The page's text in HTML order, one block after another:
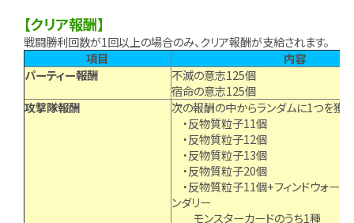
【クリア報酬】
戦闘勝利回数が1回以上の場合のみ、クリア報酬が支給されます。
項目
内容
パーティー報酬
不滅の意志125個
宿命の意志125個
攻撃隊報酬
次の報酬の中からランダムに1つを獲得
・反物質粒子11個
・反物質粒子12個
・反物質粒子13個
・反物質粒子20個
・反物質粒子11個+フィンドウォー
ンダリー
モンスターカードのうち1種